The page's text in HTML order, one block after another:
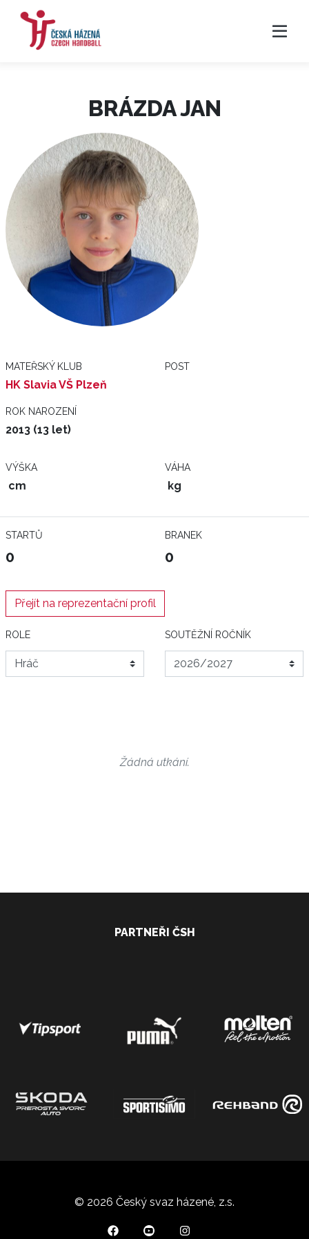
BRÁZDA JAN
MATEŘSKÝ KLUB
HK Slavia VŠ Plzeň
POST
ROK NAROZENÍ
2013 (13 let)
VÝŠKA
cm
VÁHA
kg
STARTŮ
0
BRANEK
0
Přejít na reprezentační profil
ROLE SOUTĚŽNÍ ROČNÍK
Žádná utkání.
PARTNEŘI ČSH
© 2026 Český svaz házené, z.s.